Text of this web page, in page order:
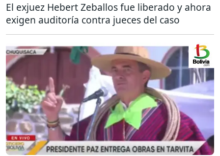
El exjuez Hebert Zeballos fue liberado y ahora
exigen auditoría contra jueces del caso